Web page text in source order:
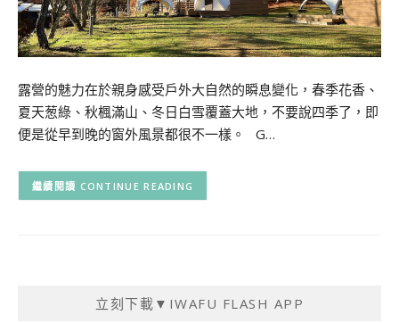
露營的魅力在於親身感受戶外大自然的瞬息變化，春季花香、
夏天葱綠、秋楓滿山、冬日白雪覆蓋大地，不要說四季了，即
便是從早到晚的窗外風景都很不一樣。 G…
CONTINUE READING
立刻下載▼IWAFU FLASH APP